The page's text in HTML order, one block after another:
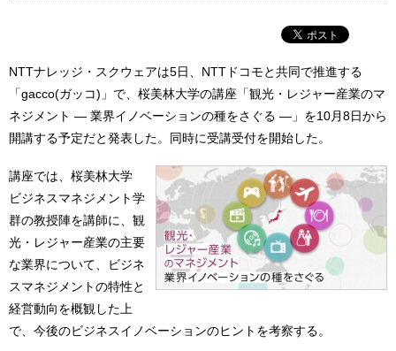
NTTナレッジ・スクウェアは5日、NTTドコモと共同で推進する
「gacco(ガッコ)」で、桜美林大学の講座「観光・レジャー産業のマ
ネジメント ― 業界イノベーションの種をさぐる ―」を10月8日から
開講する予定だと発表した。同時に受講受付を開始した。
講座では、桜美林大学
ビジネスマネジメント学
群の教授陣を講師に、観
光・レジャー産業の主要
な業界について、ビジネ
スマネジメントの特性と
経営動向を概観した上
で、今後のビジネスイノベーションのヒントを考察する。